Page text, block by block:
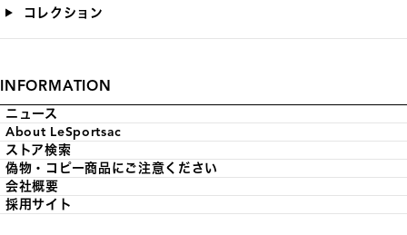
コレクション
INFORMATION
ニュース
About LeSportsac
ストア検索
偽物・コピー商品にご注意ください
会社概要
採用サイト